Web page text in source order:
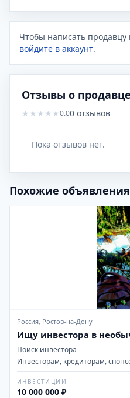
Чтобы написать
войдите в аккаунт.
Отзывы о продавце
★ ★ ★ ★ ★0.00 отзывов
Пока отзывов нет.
Похожие объявления
Россия, Ростов-на-Дону
Ищу инвестора в
Поиск инвестора
Инвесторам, кредиторам,
ИНВЕСТИЦИИ
10 000 000 ₽